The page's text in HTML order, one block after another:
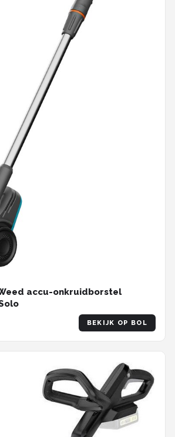
accu-onkruidborstel
BEKIJK OP BOL